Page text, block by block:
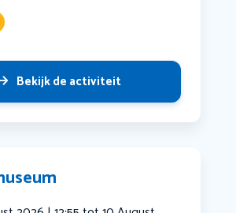
Bekijk de activiteit